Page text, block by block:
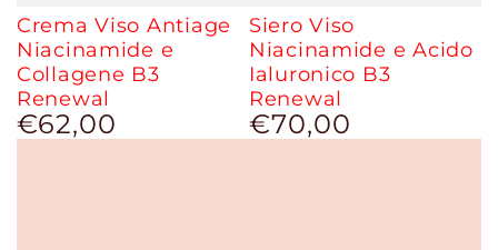
Crema Viso Antiage
Niacinamide e
Collagene B3
Renewal
Prix
normal
€62,00
Siero Viso
Niacinamide e Acido
Ialuronico B3
Renewal
Prix
normal
€70,00